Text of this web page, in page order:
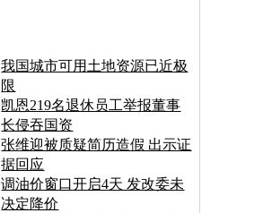
我国城市可用土地资源已近极
限
凯恩219名退休员工举报董事
长侵吞国资
张维迎被质疑简历造假 出示证
据回应
调油价窗口开启4天 发改委未
决定降价